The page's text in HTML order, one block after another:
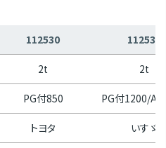
112530 112531
2t 2t
PG付850 PG付1200/
トヨタ いすゞ